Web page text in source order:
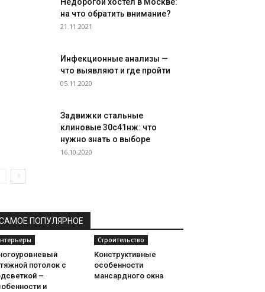
на что обратить внимание?
21.11.2021
Инфекционные анализы —
что выявляют и где пройти
05.11.2020
Задвижки стальные
клиновые 30с41нж: что
нужно знать о выборе
16.10.2020
ПОПУЛЯРНОЕ
потолок с
–
и
Строительство
Конструктивные
особенности
мансардного окна